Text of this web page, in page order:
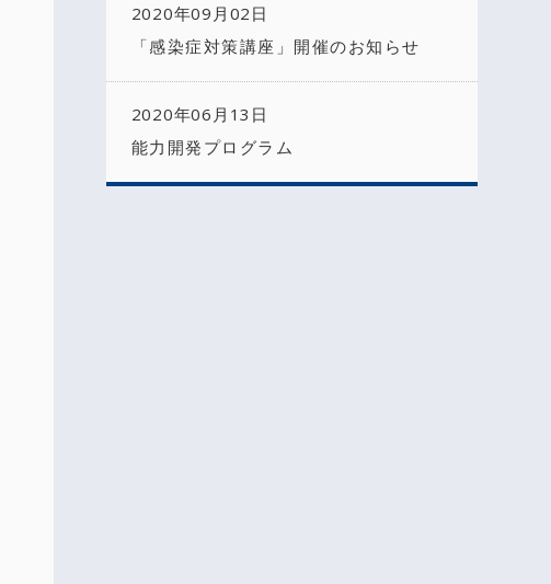
2020年09月02日
「感染症対策講座」開催のお知らせ
2020年06月13日
能力開発プログラム